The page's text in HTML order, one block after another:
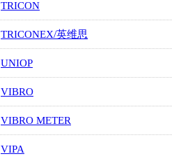
TRICON
TRICONEX/英维思
UNIOP
VIBRO
VIBRO METER
VIPA